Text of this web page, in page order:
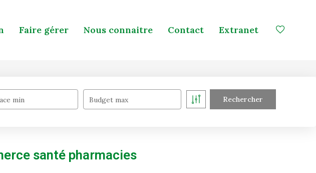
Faire gérer Nous connaitre Contact Extranet
min Budget max
santé pharmacies